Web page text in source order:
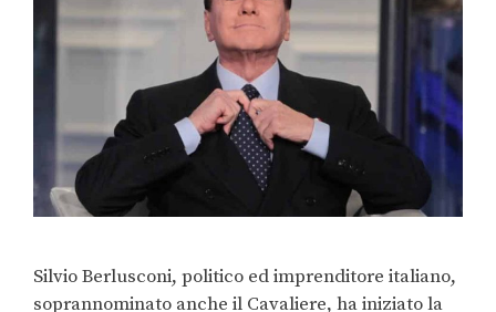
Silvio Berlusconi, politico ed imprenditore italiano,
soprannominato anche il Cavaliere, ha iniziato la